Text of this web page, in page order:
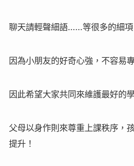
聊天請輕聲細語……等很多的細項
因為小朋友的好奇心強，不容易
因此希望大家共同來維護最好的
父母以身作則來尊重上課秩序，
提升！